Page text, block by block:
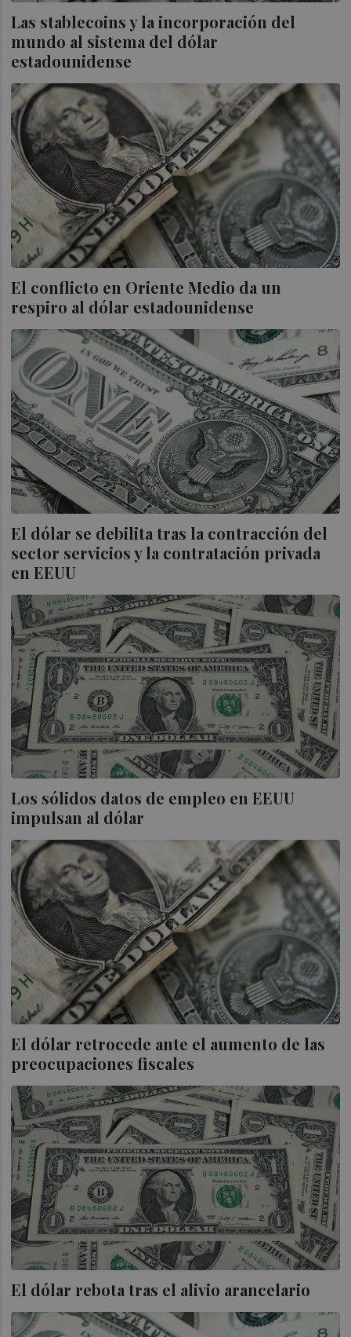
Las stablecoins y la incorporación del
mundo al sistema del dólar
estadounidense
El conflicto en Oriente Medio da un
respiro al dólar estadounidense
El dólar se debilita tras la contracción del
sector servicios y la contratación privada
en EEUU
Los sólidos datos de empleo en EEUU
impulsan al dólar
El dólar retrocede ante el aumento de las
preocupaciones fiscales
El dólar rebota tras el alivio arancelario